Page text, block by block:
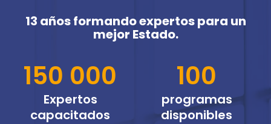
13 años formando expertos para un
mejor Estado.
150 000
Expertos
capacitados
100
programas
disponibles